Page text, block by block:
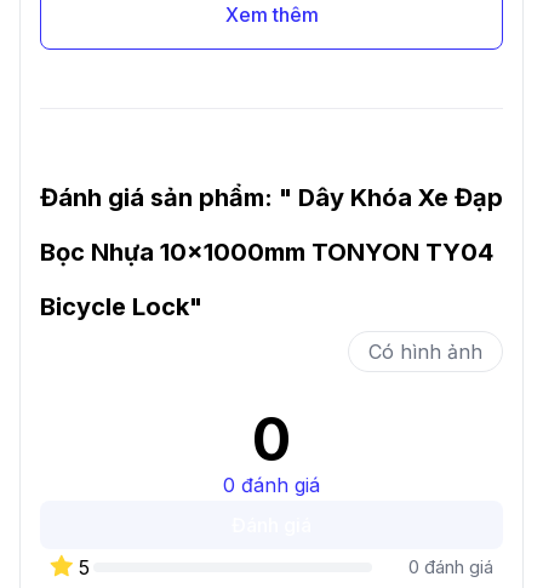
Xem thêm
Đánh giá sản phẩm: " Dây Khóa Xe Đạp
Bọc Nhựa 10x1000mm TONYON TY04
Bicycle Lock"
Có hình ảnh
0
0 đánh giá
5
0 đánh giá